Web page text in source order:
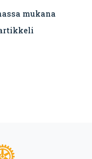
mukana